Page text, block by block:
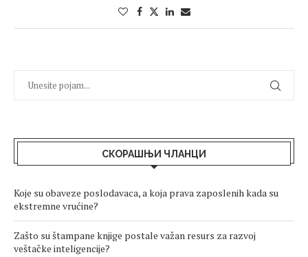
СКОРАШЊИ ЧЛАНЦИ
Koje su obaveze poslodavaca, a koja prava zaposlenih kada su
ekstremne vrućine?
Zašto su štampane knjige postale važan resurs za razvoj
veštačke inteligencije?